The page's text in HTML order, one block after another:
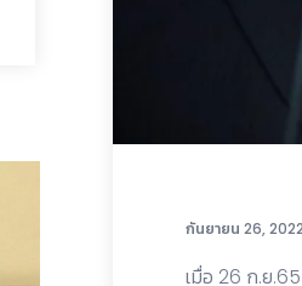
กันยายน 26, 2022
เมื่อ 26 ก.ย